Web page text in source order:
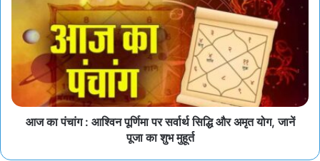
आज का पंचांग : आश्विन पूर्णिमा पर सर्वार्थ सिद्धि और अमृत योग, जानें
पूजा का शुभ मुहूर्त